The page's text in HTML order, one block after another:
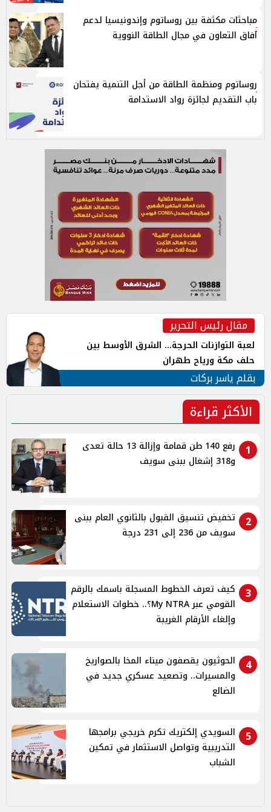
مباحثات مكثفة بين روساتوم وإندونيسيا لدعم
آفاق التعاون في مجال الطاقة النووية
روساتوم ومنظمة الطاقة من أجل التنمية يفتحان
باب التقديم لجائزة رواد الاستدامة
مقال رئيس التحرير
لعبة التوازنات الحرجة... الشرق الأوسط بين
حلف مكة ورياح طهران
بقلم ياسر بركات
الأكثر قراءة
1
رفع 140 طن قمامة وإزالة 13 حالة تعدى
و318 إشغال ببنى سويف
2
تخفيض تنسيق القبول بالثانوي العام ببنى
سويف من 236 إلى 231 درجة
3
كيف تعرف الخطوط المسجلة باسمك بالرقم
القومي عبر My NTRA؟.. خطوات الاستعلام
وإلغاء الأرقام الغريبة
4
الحوثيون يقصفون ميناء المخا بالصواريخ
والمسيرات.. وتصعيد عسكري جديد في
الضالع
5
السويدي إلكتريك تكرم خريجي برامجها
التدريبية وتواصل الاستثمار في تمكين
الشباب